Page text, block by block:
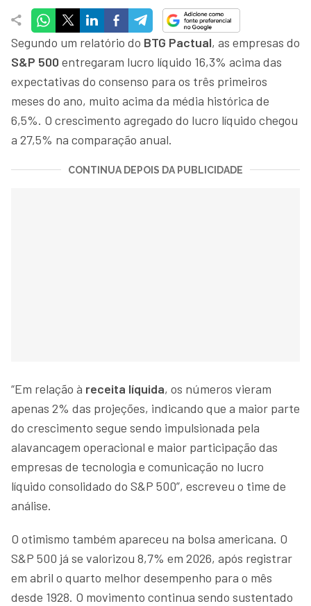
Segundo um relatório do BTG Pactual, as empresas do
S&P 500 entregaram lucro líquido 16,3% acima das
expectativas do consenso para os três primeiros
meses do ano, muito acima da média histórica de
6,5%. O crescimento agregado do lucro líquido chegou
a 27,5% na comparação anual.
CONTINUA DEPOIS DA PUBLICIDADE
“Em relação à receita líquida, os números vieram
apenas 2% das projeções, indicando que a maior parte
do crescimento segue sendo impulsionada pela
alavancagem operacional e maior participação das
empresas de tecnologia e comunicação no lucro
líquido consolidado do S&P 500”, escreveu o time de
análise.
O otimismo também apareceu na bolsa americana. O
S&P 500 já se valorizou 8,7% em 2026, após registrar
em abril o quarto melhor desempenho para o mês
desde 1928. O movimento continua sendo sustentado